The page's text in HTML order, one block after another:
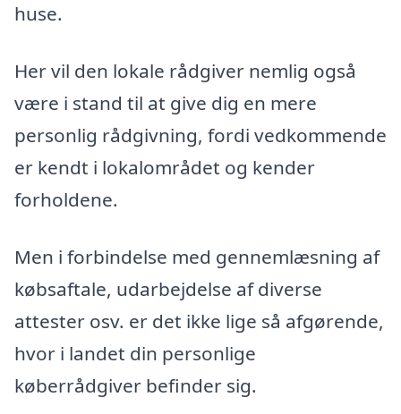
huse.
Her vil den lokale rådgiver nemlig også
være i stand til at give dig en mere
personlig rådgivning, fordi vedkommende
er kendt i lokalområdet og kender
forholdene.
Men i forbindelse med gennemlæsning af
købsaftale, udarbejdelse af diverse
attester osv. er det ikke lige så afgørende,
hvor i landet din personlige
køberrådgiver befinder sig.